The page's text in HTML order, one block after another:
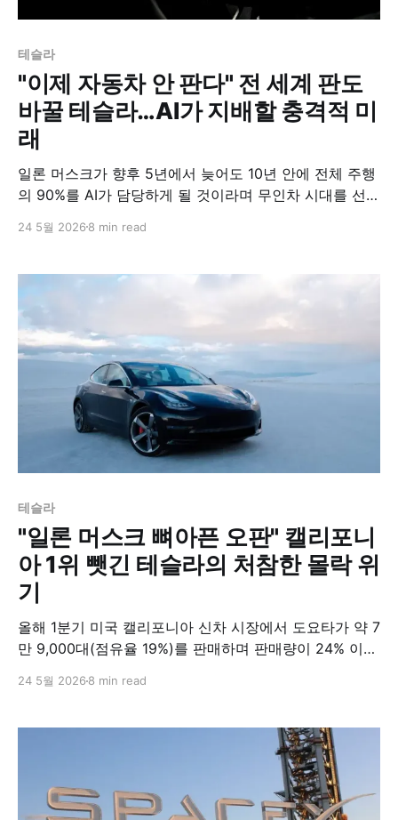
테슬라
"이제 자동차 안 판다" 전 세계 판도
바꿀 테슬라…AI가 지배할 충격적 미
래
일론 머스크가 향후 5년에서 늦어도 10년 안에 전체 주행
의 90%를 AI가 담당하게 될 것이라며 무인차 시대를 선언
로보택시 시범 서비스를 확대 중이며, 이를 기반으로 올해
운행을 본격화한다. 단순한 차량 제조 기업을 넘어 AI와
자율주행 플랫폼 기업으로 사업 구조를 전환하겠다는 테
슬라의 핵심 청사진을 밝혔다.
24 5월 2026 8 min read
테슬라
"일론 머스크 뼈아픈 오판" 캘리포니
아 1위 뺏긴 테슬라의 처참한 몰락 위
기
올해 1분기 미국 캘리포니아 신차 시장에서 도요타가 약 7
만 9,000대(점유율 19%)를 판매하며 판매량이 24% 이상
판매는 8만 7,000대를 넘기며 시장 점유율 20.9%를 기록
24 5월 2026 8 min read